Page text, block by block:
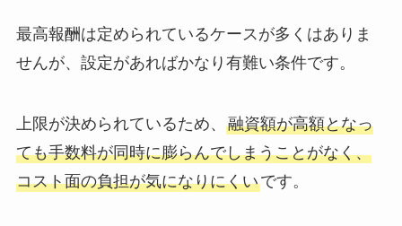
最高報酬は定められているケースが多くはありま
せんが、設定があればかなり有難い条件です。
上限が決められているため、 融資額が高額となっ
ても手数料が同時に膨らんでしまうことがなく、
コスト面の負担が気になりにくいです。